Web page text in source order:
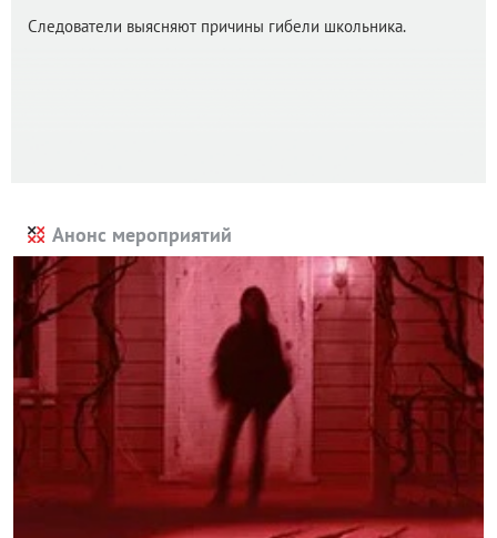
Следователи выясняют причины гибели школьника.
Анонс мероприятий